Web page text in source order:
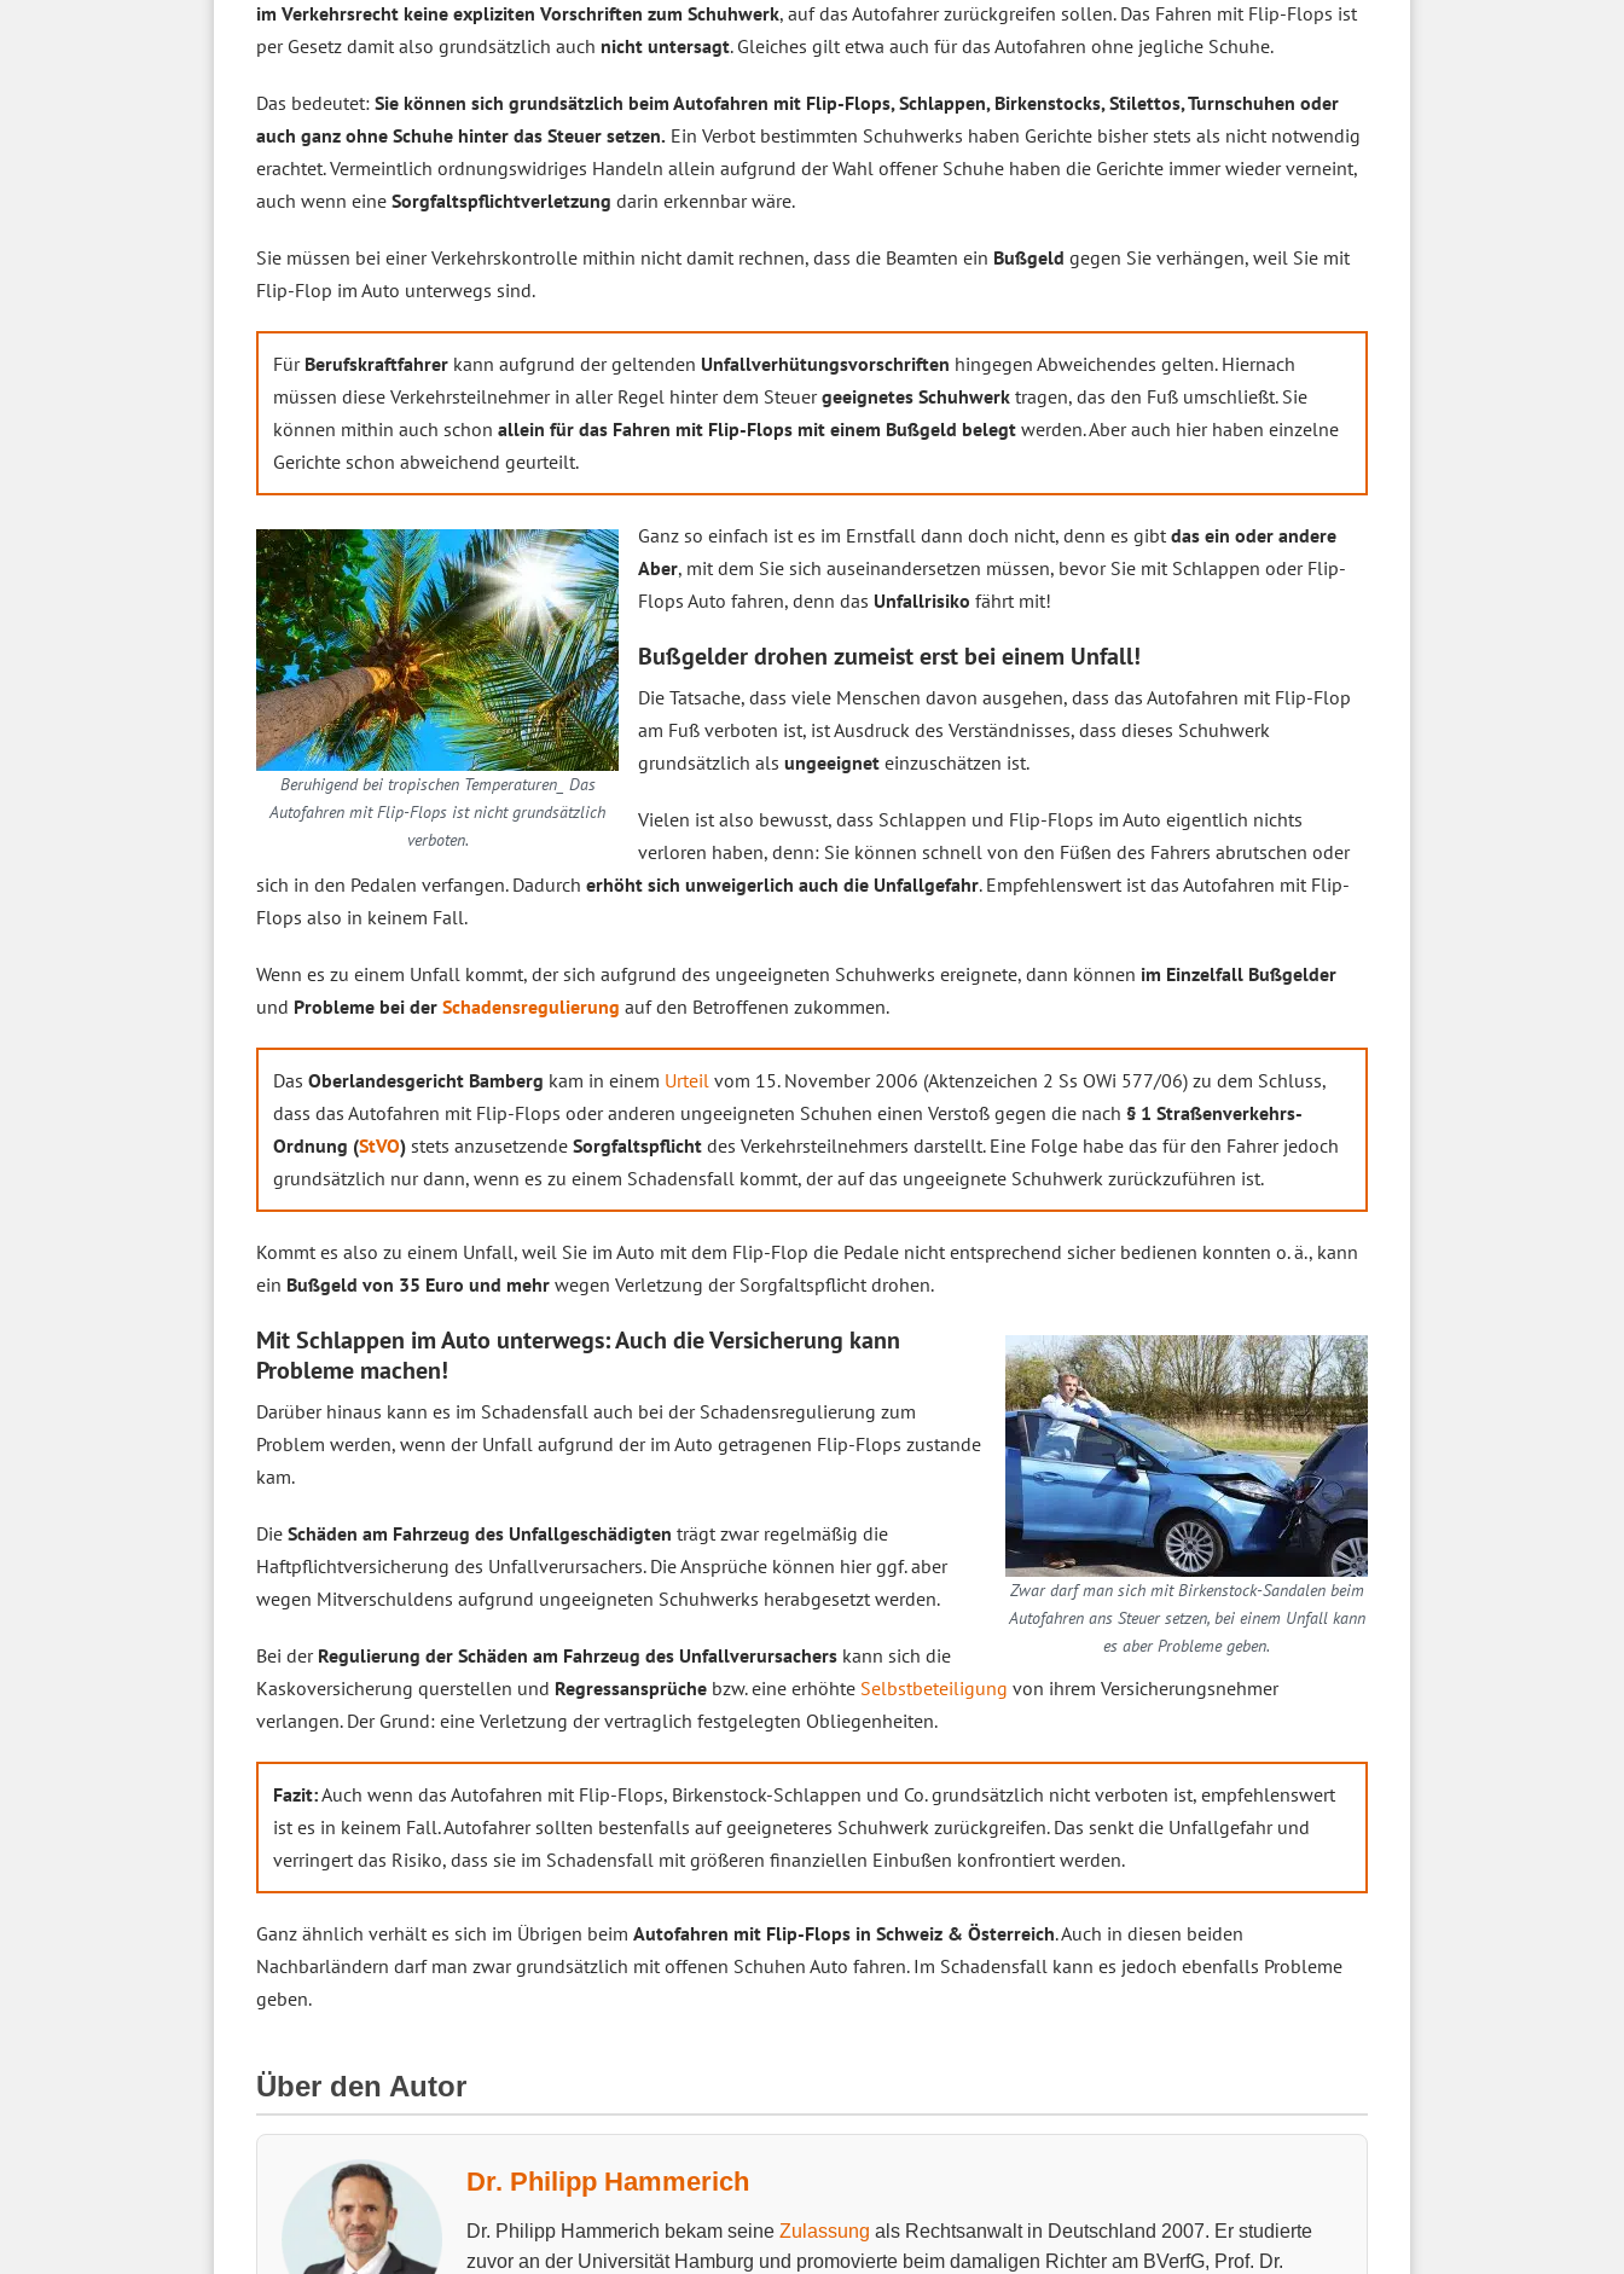
im Verkehrsrecht keine expliziten Vorschriften zum Schuhwerk, auf das Autofahrer zurückgreifen sollen. Das Fahren mit Flip-Flops ist
per Gesetz damit also grundsätzlich auch nicht untersagt. Gleiches gilt etwa auch für das Autofahren ohne jegliche Schuhe.
Das bedeutet: Sie können sich grundsätzlich beim Autofahren mit Flip-Flops, Schlappen, Birkenstocks, Stilettos, Turnschuhen oder
auch ganz ohne Schuhe hinter das Steuer setzen. Ein Verbot bestimmten Schuhwerks haben Gerichte bisher stets als nicht notwendig
erachtet. Vermeintlich ordnungswidriges Handeln allein aufgrund der Wahl offener Schuhe haben die Gerichte immer wieder verneint,
auch wenn eine Sorgfaltspflichtverletzung darin erkennbar wäre.
Sie müssen bei einer Verkehrskontrolle mithin nicht damit rechnen, dass die Beamten ein Bußgeld gegen Sie verhängen, weil Sie mit
Flip-Flop im Auto unterwegs sind.
Für Berufskraftfahrer kann aufgrund der geltenden Unfallverhütungsvorschriften hingegen Abweichendes gelten. Hiernach
müssen diese Verkehrsteilnehmer in aller Regel hinter dem Steuergeeignetes Schuhwerk tragen, das den Fuß umschließt. Sie
können mithin auch schon allein für das Fahren mit Flip-Flops mit einem Bußgeld belegt werden. Aber auch hier haben einzelne
Gerichte schon abweichend geurteilt.
Beruhigend bei tropischen Temperaturen_ Das
Autofahren mit Flip-Flops ist nicht grundsätzlich
verboten.
Ganz so einfach ist es im Ernstfall dann doch nicht, denn es gibt das ein oder andere
Aber, mit dem Sie sich auseinandersetzen müssen, bevor Sie mit Schlappen oder Flip-
Flops Auto fahren, denn das Unfallrisiko fährt mit!
Bußgelder drohen zumeist erst bei einem Unfall!
Die Tatsache, dass viele Menschen davon ausgehen, dass das Autofahren mit Flip-Flop
am Fuß verboten ist, ist Ausdruck des Verständnisses, dass dieses Schuhwerk
grundsätzlich als ungeeignet einzuschätzen ist.
Vielen ist also bewusst, dass Schlappen und Flip-Flops im Auto eigentlich nichts
verloren haben, denn: Sie können schnell von den Füßen des Fahrers abrutschen oder
sich in den Pedalen verfangen. Dadurch erhöht sich unweigerlich auch die Unfallgefahr. Empfehlenswert ist das Autofahren mit Flip-
Flops also in keinem Fall.
Wenn es zu einem Unfall kommt, der sich aufgrund des ungeeigneten Schuhwerks ereignete, dann können im Einzelfall Bußgelder
und Probleme bei der Schadensregulierung auf den Betroffenen zukommen.
Das Oberlandesgericht Bamberg kam in einem Urteil vom 15. November 2006 (Aktenzeichen 2 Ss OWi 577/06) zu dem Schluss,
dass das Autofahren mit Flip-Flops oder anderen ungeeigneten Schuhen einen Verstoß gegen die nach § 1 Straßenverkehrs-
Ordnung (StVO) stets anzusetzende Sorgfaltspflicht des Verkehrsteilnehmers darstellt. Eine Folge habe das für den Fahrer jedoch
grundsätzlich nur dann, wenn es zu einem Schadensfall kommt, der auf das ungeeignete Schuhwerk zurückzuführen ist.
Kommt es also zu einem Unfall, weil Sie im Auto mit dem Flip-Flop die Pedale nicht entsprechend sicher bedienen konnten o. ä., kann
ein Bußgeld von 35 Euro und mehr wegen Verletzung der Sorgfaltspflicht drohen.
Zwar darf man sich mit Birkenstock-Sandalen beim
Autofahren ans Steuer setzen, bei einem Unfall kann
es aber Probleme geben.
Mit Schlappen im Auto unterwegs: Auch die Versicherung kann
Probleme machen!
Darüber hinaus kann es im Schadensfall auch bei der Schadensregulierung zum
Problem werden, wenn der Unfall aufgrund der im Auto getragenen Flip-Flops zustande
kam.
Die Schäden am Fahrzeug des Unfallgeschädigten trägt zwar regelmäßig die
Haftpflichtversicherung des Unfallverursachers. Die Ansprüche können hier ggf. aber
wegen Mitverschuldens aufgrund ungeeigneten Schuhwerks herabgesetzt werden.
Bei der Regulierung der Schäden am Fahrzeug des Unfallverursachers kann sich die
Kaskoversicherung querstellen und Regressansprüche bzw. eine erhöhte Selbstbeteiligung von ihrem Versicherungsnehmer
verlangen. Der Grund: eine Verletzung der vertraglich festgelegten Obliegenheiten.
Fazit:Auch wenn das Autofahren mit Flip-Flops, Birkenstock-Schlappen und Co. grundsätzlich nicht verboten ist, empfehlenswert
ist es in keinem Fall. Autofahrer sollten bestenfalls auf geeigneteres Schuhwerk zurückgreifen. Das senkt die Unfallgefahr und
verringert das Risiko, dass sie im Schadensfall mit größeren finanziellen Einbußen konfrontiert werden.
Ganz ähnlich verhält es sich im Übrigen beim Autofahren mit Flip-Flops in Schweiz & Österreich. Auch in diesen beiden
Nachbarländern darf man zwar grundsätzlich mit offenen Schuhen Auto fahren. Im Schadensfall kann es jedoch ebenfalls Probleme
geben.
Über den Autor
Dr. Philipp Hammerich
Dr. Philipp Hammerich bekam seine Zulassung als Rechtsanwalt in Deutschland 2007. Er studierte
zuvor an der Universität Hamburg und promovierte beim damaligen Richter am BVerfG, Prof. Dr.